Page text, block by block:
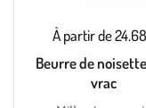
À partir de
Beurre de
vrac